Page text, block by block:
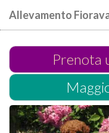
Allevamento
Prenota